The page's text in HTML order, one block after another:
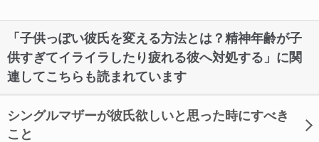
「子供っぽい彼氏を変える方法とは？精神年齢が子
供すぎてイライラしたり疲れる彼へ対処する」に関
連してこちらも読まれています
シングルマザーが彼氏欲しいと思った時にすべき
こと